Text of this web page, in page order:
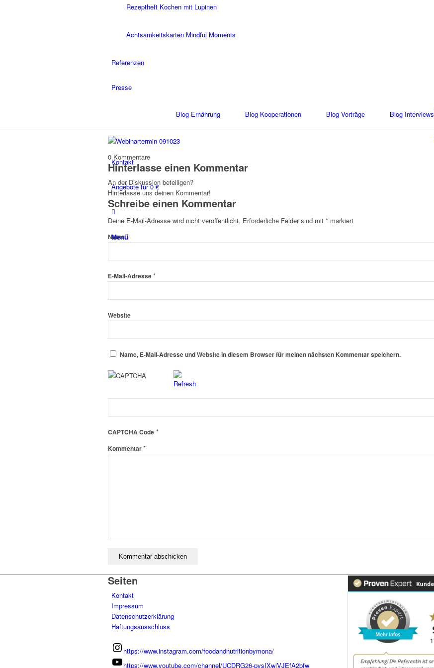
Rezeptheft Kochen mit Lupinen
Achtsamkeitskarten Mindful Moments
Referenzen
Presse
Blog Ernährung Blog Kooperationen Blog Vorträge Blog Interviews
Kontakt
Angebote für 0 €
Menü
0 Kommentare
Hinterlasse einen Kommentar
An der Diskussion beteiligen?
Hinterlasse uns deinen Kommentar!
Schreibe einen Kommentar
Deine E-Mail-Adresse wird nicht veröffentlicht. Erforderliche Felder sind mit * markiert
Name*
E-Mail-Adresse*
Website
Name, E-Mail-Adresse und Website in diesem Browser für meinen nächsten Kommentar speichern.
CAPTCHA Code *
Kommentar*
Seiten
Kontakt
Impressum
Datenschutzerklärung
Haftungsausschluss
https://www.instagram.com/foodandnutritionbymona/
https://www.youtube.com/channel/UCDRG26-pvsIXwiVJEfA2bfw